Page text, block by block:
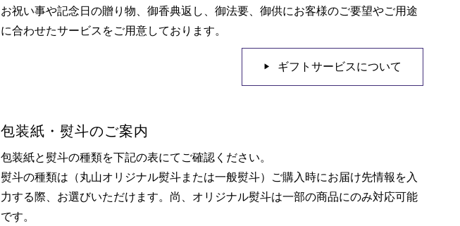
お祝い事や記念日の贈り物、御香典返し、御法要、御供にお客様のご要望やご用途
に合わせたサービスをご用意しております。
ギフトサービスについて
包装紙・熨斗のご案内
包装紙と熨斗の種類を下記の表にてご確認ください。
熨斗の種類は（丸山オリジナル熨斗または一般熨斗）ご購入時にお届け先情報を入
力する際、お選びいただけます。尚、オリジナル熨斗は一部の商品にのみ対応可能
です。